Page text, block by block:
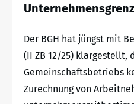
Der BGH hat jüngst mit
(II ZB 12/25) klargestellt,
Gemeinschaftsbetriebs
Zurechnung von